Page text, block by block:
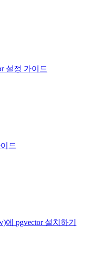
설정 가이드
드
에 pgvector 설치하기